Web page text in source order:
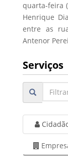
quarta-feira
Henrique
entre as
Antenor
Serviços